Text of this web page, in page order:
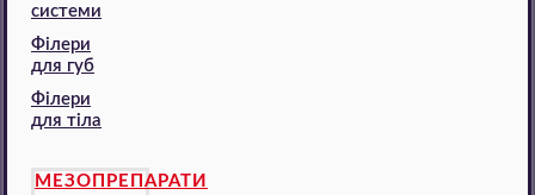
системи
Філери
для губ
Філери
для тіла
МЕЗОПРЕПАРАТИ